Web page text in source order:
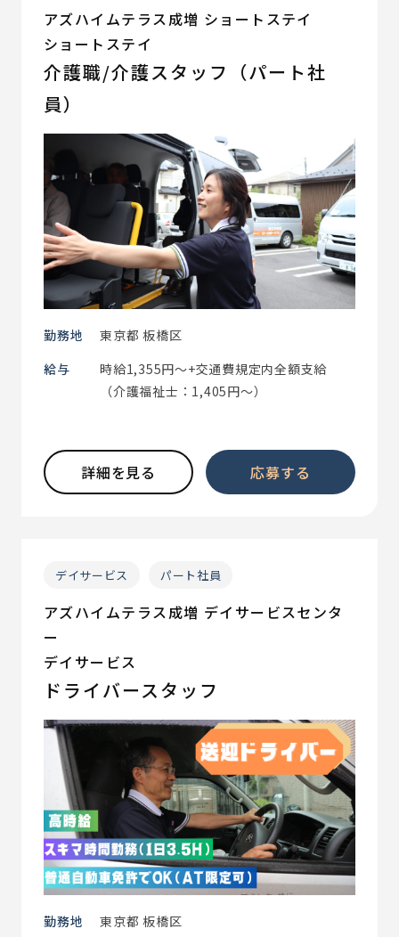
アズハイムテラス成増 ショートステイ
ショートステイ
介護職/介護スタッフ（パート社
員）
勤務地
東京都 板橋区
給与
時給1,355円～+交通費規定内全額支給
（介護福祉士：1,405円～）
詳細を見る 応募する
デイサービス パート社員
アズハイムテラス成増 デイサービスセンタ
ー
デイサービス
ドライバースタッフ
勤務地
東京都 板橋区